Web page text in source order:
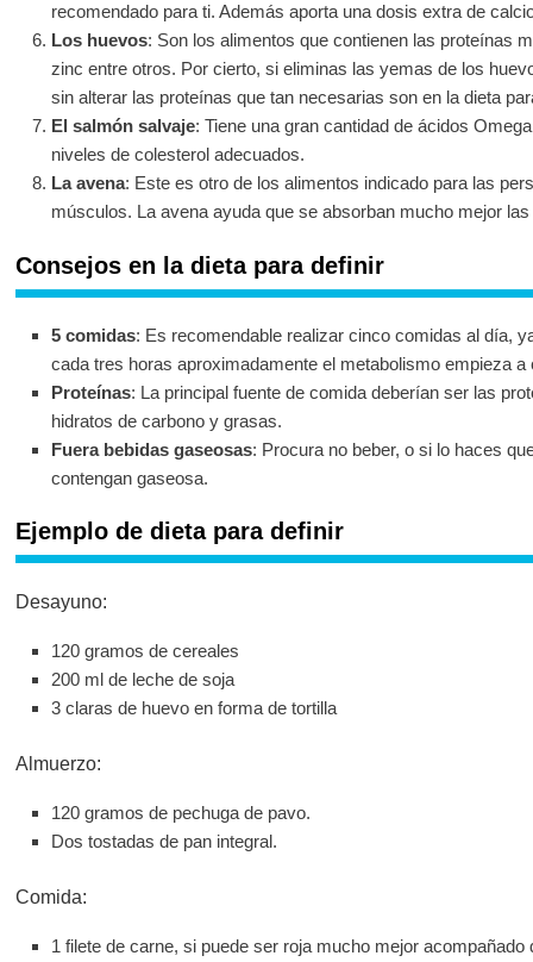
recomendado para ti. Además aporta una dosis extra de
Los huevos: Son los alimentos que contienen las proteínas
zinc entre otros. Por cierto, si eliminas las yemas de los
sin alterar las proteínas que tan necesarias son en la dieta
El salmón salvaje: Tiene una gran cantidad de ácidos
niveles de colesterol adecuados.
La avena: Este es otro de los alimentos indicado para las
músculos. La avena ayuda que se absorban mucho mejor
Consejos en la dieta para definir
5 comidas: Es recomendable realizar cinco comidas al día,
cada tres horas aproximadamente el metabolismo empieza a
Proteínas: La principal fuente de comida deberían ser las
hidratos de carbono y grasas.
Fuera bebidas gaseosas: Procura no beber, o si lo haces
contengan gaseosa.
Ejemplo de dieta para definir
Desayuno:
120 gramos de cereales
200 ml de leche de soja
3 claras de huevo en forma de tortilla
Almuerzo:
120 gramos de pechuga de pavo.
Dos tostadas de pan integral.
Comida:
1 filete de carne, si puede ser roja mucho mejor